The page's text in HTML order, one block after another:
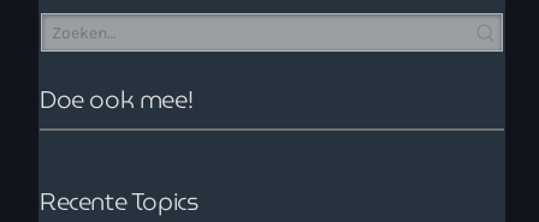
Doe ook mee!
Recente Topics